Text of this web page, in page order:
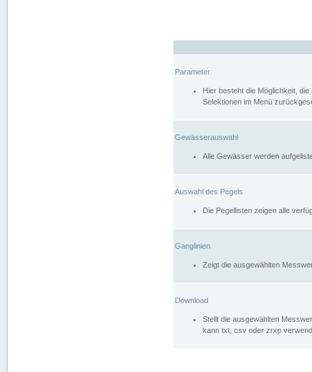
Parameter
Hier besteht die Möglichkeit,
Selektionen im Menü
Gewässerauswahl
Alle Gewässer werden
Auswahl des Pegels
Die Pegellisten zeigen alle
Ganglinien
Zeigt die ausgewählten
Download
Stellt die ausgewählten
kann txt, csv oder zrxp